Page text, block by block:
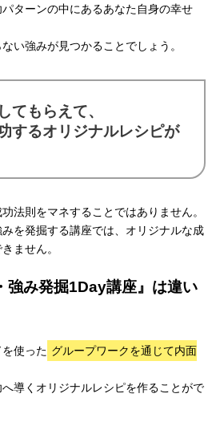
ターンの中にあるあなた自身の幸せ
い強みが見つかることでしょう。
てもらえて、
するオリジナルレシピが
法則をマネすることではありません。
を発掘する講座では、オリジナルな成
ません。
強み発掘1Day講座』は違い
使った グループワークを通じて内面
導くオリジナルレシピを作ることがで